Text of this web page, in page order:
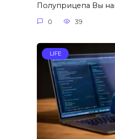
Полуприцепа Вы
0 39
LIFE